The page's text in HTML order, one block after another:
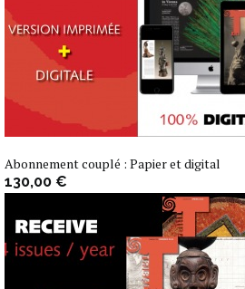
Abonnement couplé : Papier et digital
130,00 €